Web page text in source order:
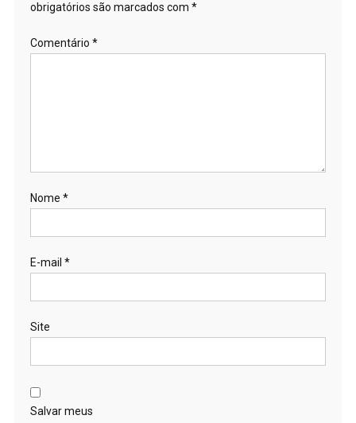
obrigatórios são marcados com *
Comentário *
Nome *
E-mail *
Site
Salvar meus